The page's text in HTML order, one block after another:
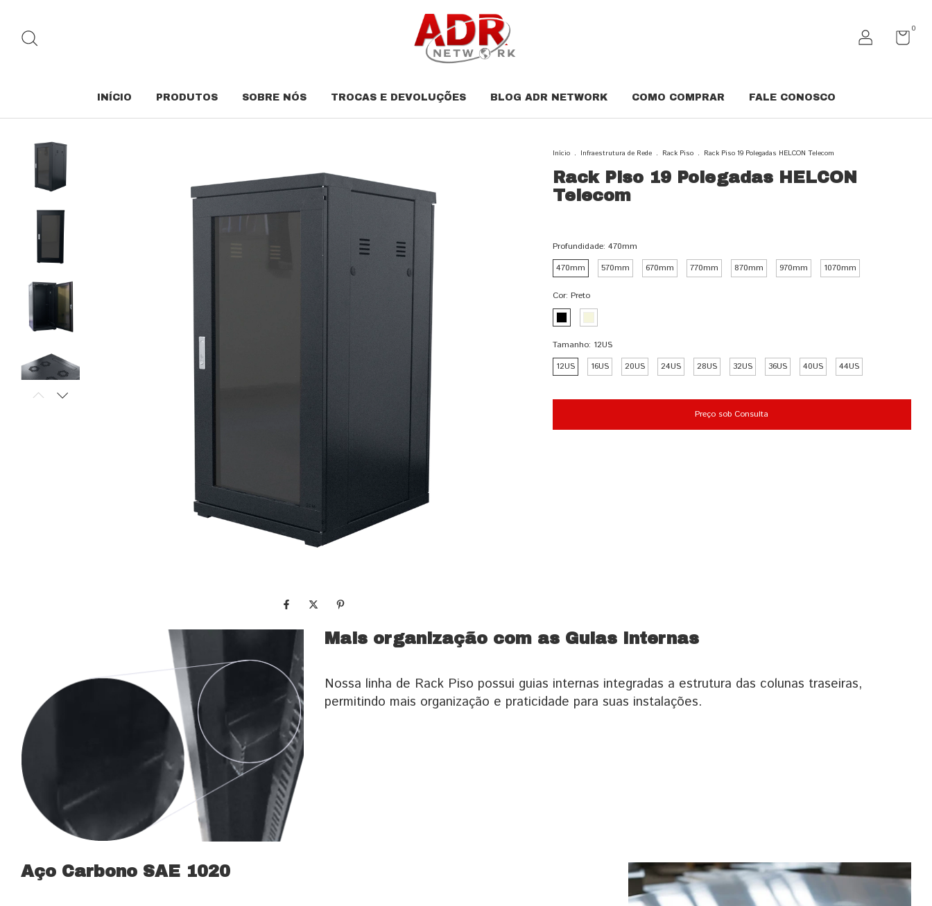
0
INÍCIO PRODUTOS SOBRE NÓS TROCAS E DEVOLUÇÕES BLOG ADR NETWORK COMO COMPRAR FALE CONOSCO
Início . Infraestrutura de Rede . Rack Piso . Rack Piso 19 Polegadas HELCON Telecom
Rack Piso 19 Polegadas HELCON
Telecom
Profundidade: 470mm
470mm
570mm 670mm 770mm 870mm 970mm 1070mm
Cor: Preto
Tamanho: 12US
12US
16US 20US 24US 28US 32US 36US 40US 44US
Mais organização com as Guias Internas
Nossa linha de Rack Piso possui guias internas integradas a estrutura das colunas traseiras,
permitindo mais organização e praticidade para suas instalações.
Aço Carbono SAE 1020